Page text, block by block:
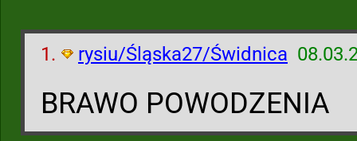
1. rysiu/Śląska27/Świdnica
BRAWO POWODZENIA